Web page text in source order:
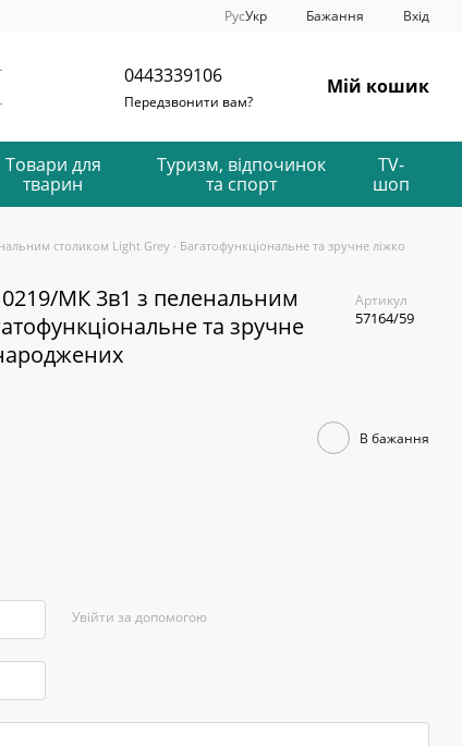
РусУкр Бажання Вхід
0443339106
Передзвонити вам?
Мій кошик
Товари для
тварин
Туризм, відпочинок
та спорт
TV-
шоп
столиком Light Grey ∙ Багатофункціональне та зручне ліжко
МК 3в1 з пеленальним
та зручне
Артикул
57164/59
В бажання
Увійти за допомогою